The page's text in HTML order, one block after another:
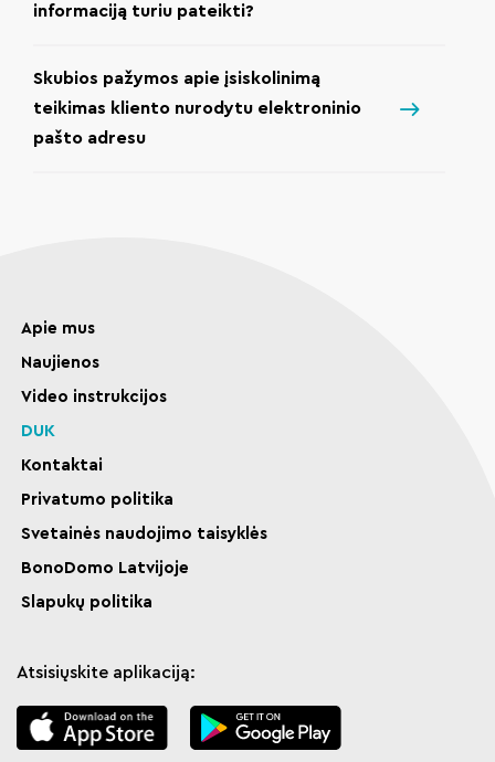
informaciją turiu pateikti?
Skubios pažymos apie įsiskolinimą
teikimas kliento nurodytu elektroninio
pašto adresu
Apie mus
Naujienos
Video instrukcijos
DUK
Kontaktai
Privatumo politika
Svetainės naudojimo taisyklės
BonoDomo Latvijoje
Slapukų politika
Atsisiųskite aplikaciją: